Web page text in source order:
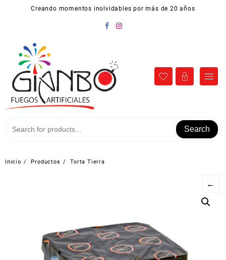
Creando momentos inolvidables por más de 20 años
Search
Inicio Productos Torta Tierra
←